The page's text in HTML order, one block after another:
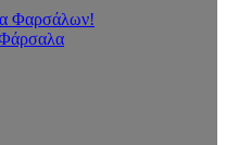
Φαρσάλων!
Φάρσαλα